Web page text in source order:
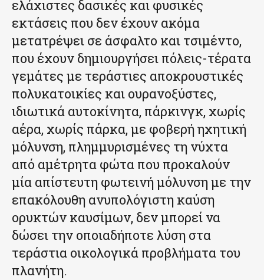
ελάχιστες δασικές και φυσικές
εκτάσεις που δεν έχουν ακόμα
μετατρέψει σε άσφαλτο και τσιμέντο,
που έχουν δημιουργήσει πόλεις-τέρατα
γεμάτες με τεράστιες αποκρουστικές
πολυκατοικίες και ουρανοξύστες,
ιδιωτικά αυτοκίνητα, πάρκινγκ, χωρίς
αέρα, χωρίς πάρκα, με φοβερή ηχητική
μόλυνση, πλημμυρισμένες τη νύχτα
από αμέτρητα φώτα που προκαλούν
μία απίστευτη φωτεινή μόλυνση με την
επακόλουθη ανυπολόγιστη καύση
ορυκτών καυσίμων, δεν μπορεί να
δώσει την οποιαδήποτε λύση στα
τεράστια οικολογικά προβλήματα του
πλανήτη.